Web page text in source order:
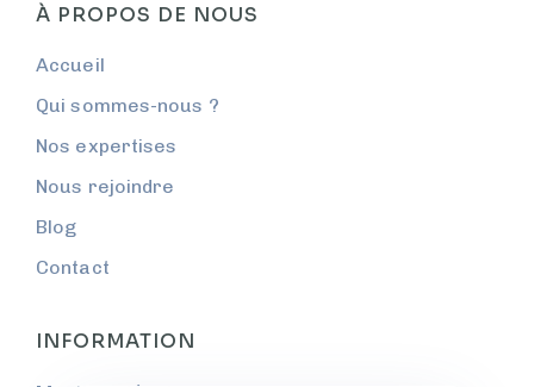
À PROPOS DE NOUS
Accueil
Qui sommes-nous ?
Nos expertises
Nous rejoindre
Blog
Contact
INFORMATION